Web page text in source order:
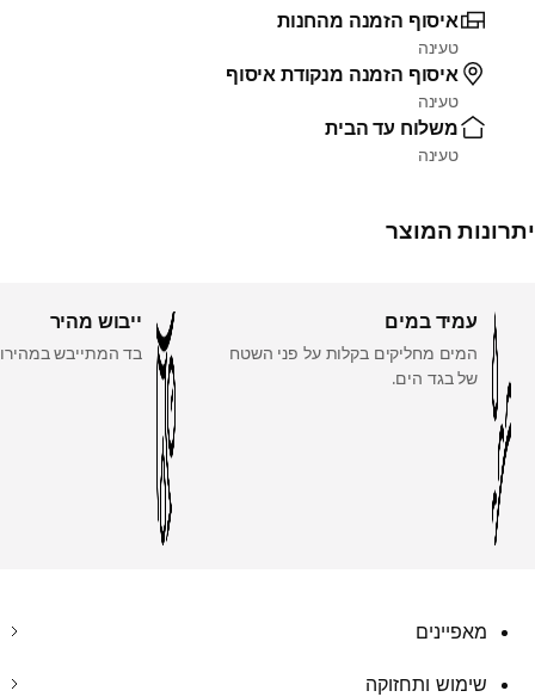
איסוף הזמנה מהחנות
טעינה
איסוף הזמנה מנקודת איסוף
טעינה
משלוח עד הבית
טעינה
יתרונות המוצר
עמיד במים
המים מחליקים בקלות על פני השטח
של בגד הים.
ייבוש מהיר
בד המתייבש
מאפיינים
שימוש ותחזוקה